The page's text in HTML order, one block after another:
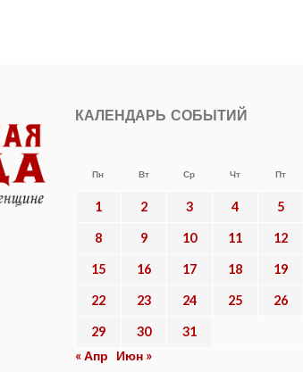
КАЛЕНДАРЬ СОБЫТИЙ
Пн Вт Ср Чт Пт
1 2 3 4 5
8 9 10 11 12
15 16 17 18 19
22 23 24 25 26
29 30
31
« Апр
Июн »